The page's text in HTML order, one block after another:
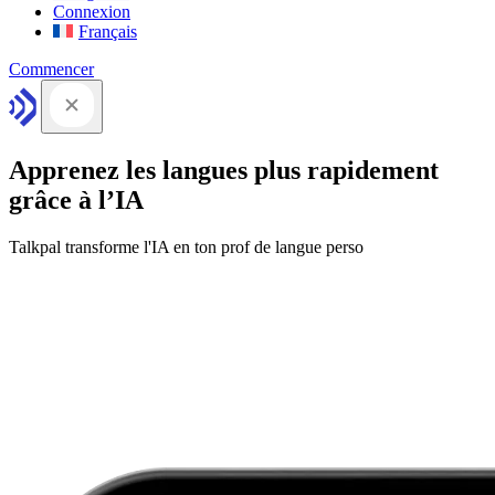
Connexion
Français
Commencer
Apprenez les langues plus rapidement
grâce à l’IA
Talkpal transforme l'IA en ton prof de langue perso